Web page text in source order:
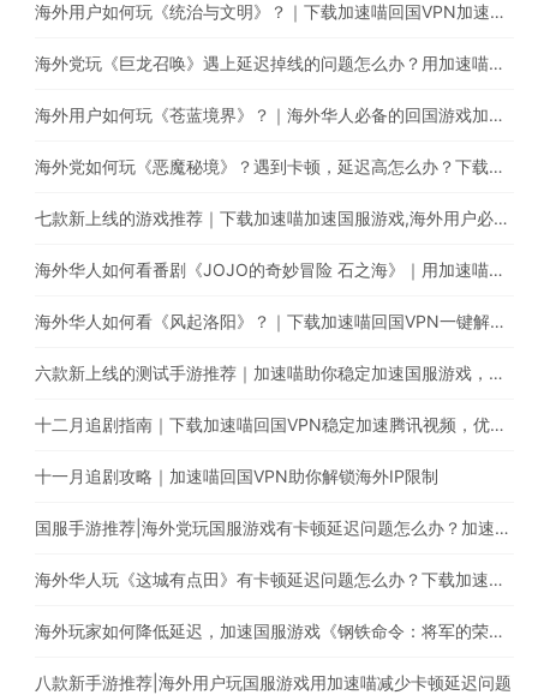
海外用户如何玩《统治与文明》？｜下载加速喵回国VPN加速国服游戏减少卡顿延迟问题
海外党玩《巨龙召唤》遇上延迟掉线的问题怎么办？用加速喵一键回国稳定加速
海外用户如何玩《苍蓝境界》？｜海外华人必备的回国游戏加速器
海外党如何玩《恶魔秘境》？遇到卡顿，延迟高怎么办？下载加速喵稳定加速国服游戏
七款新上线的游戏推荐｜下载加速喵加速国服游戏,海外用户必备的回国加速器
海外华人如何看番剧《JOJO的奇妙冒险 石之海》｜用加速喵回国VPN解锁哔哩哔哩地域限制
海外华人如何看《风起洛阳》？｜下载加速喵回国VPN一键解锁海外IP限制
六款新上线的测试手游推荐｜加速喵助你稳定加速国服游戏，减少延迟卡顿问题
十二月追剧指南｜下载加速喵回国VPN稳定加速腾讯视频，优酷，爱奇艺，芒果TV等平台
十一月追剧攻略｜加速喵回国VPN助你解锁海外IP限制
国服手游推荐|海外党玩国服游戏有卡顿延迟问题怎么办？加速喵回国VPN助你稳定加速国服游戏
海外华人玩《这城有点田》有卡顿延迟问题怎么办？下载加速喵稳定加速国内游戏
海外玩家如何降低延迟，加速国服游戏《钢铁命令：将军的荣耀3》?
八款新手游推荐|海外用户玩国服游戏用加速喵减少卡顿延迟问题